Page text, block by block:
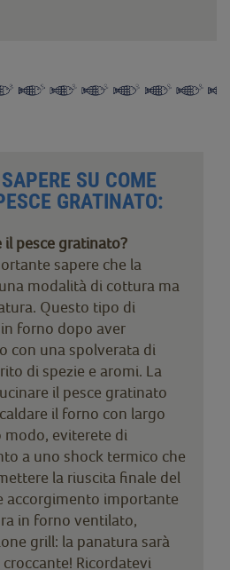
SU COME
GRATINATO:
il pesce gratinato?
sapere che la
modalità di cottura ma
Questo tipo di
forno dopo aver
con una spolverata di
di spezie e aromi. La
il pesce gratinato
il forno con largo
eviterete di
a uno shock termico che
la riuscita finale del
accorgimento importante
in forno ventilato,
grill: la panatura sarà
Ricordatevi